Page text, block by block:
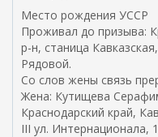
Место рождения УССР
Проживал до призыва:
р-н, станица
Рядовой.
Со слов жены связь
Жена: Кутищева
Краснодарский край,
III ул. Интернационала,